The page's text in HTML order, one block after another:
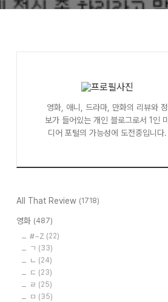
영화, 애니, 드라마, 만화의 리뷰와 정
보가 들어있는 개인 블로그로서 1인 미
디어 포털의 가능성에 도전중입니다.
All That Review (1718)
영화 (487)
#~Z (22)
ㄱ (33)
ㄴ (24)
ㄷ (23)
ㄹ (25)
ㅁ (35)